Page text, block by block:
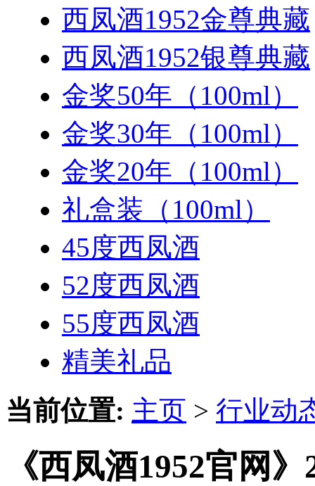
西凤酒1952金尊典藏
西凤酒1952银尊典藏
金奖50年（100ml）
金奖30年（100ml）
金奖20年（100ml）
礼盒装（100ml）
45度西凤酒
52度西凤酒
55度西凤酒
精美礼品
当前位置: 主页 > 行业动
《西凤酒1952官网